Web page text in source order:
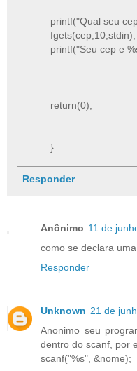
printf("Qual seu
fgets(cep,10,stdin);
printf("Seu cep e
return(0);
}
Responder
Anônimo 11 de
como se declara
Responder
Unknown 21 de
Anonimo seu
dentro do scanf, por
scanf("%s", &nome);